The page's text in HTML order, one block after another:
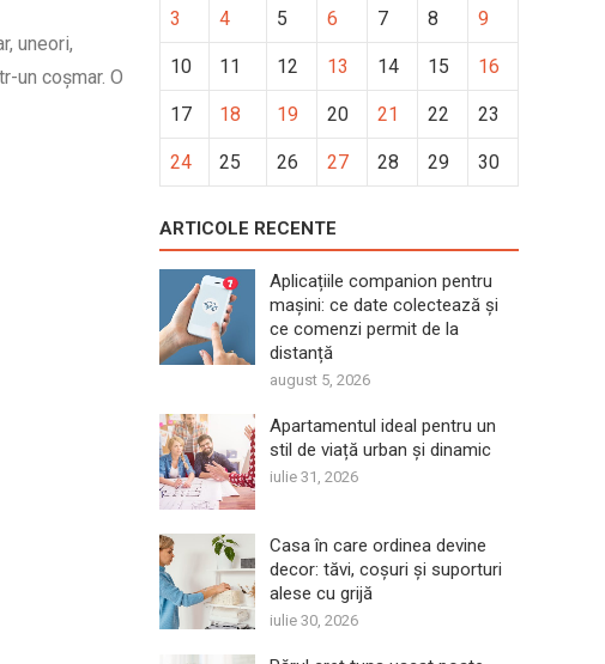
uneori,
un coșmar. O
3 4 5 6 7 8 9
10 11 12 13 14 15 16
17 18 19 20 21 22 23
24 25 26 27 28 29 30
ARTICOLE RECENTE
Aplicațiile companion pentru
mașini: ce date colectează și
ce comenzi permit de la
distanță
august 5, 2026
Apartamentul ideal pentru un
stil de viață urban și dinamic
iulie 31, 2026
Casa în care ordinea devine
decor: tăvi, coșuri și suporturi
alese cu grijă
iulie 30, 2026